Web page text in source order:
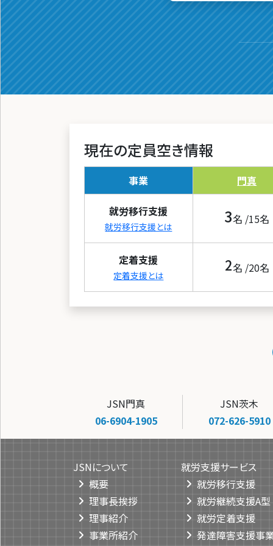
現在の定員空き情報
事業
就労移行支援
就労移行支援とは
定着支援
定着支援とは
門真
3名 /15名
2名 /20名
JSN門真
06-6904-1905
JSN茨木
072-626-5910
JSNについて
概要
理事長挨拶
理事紹介
事業所紹介
就労支援サービス
就労移行支援
就労継続支援A型
就労定着支援
発達障害支援事